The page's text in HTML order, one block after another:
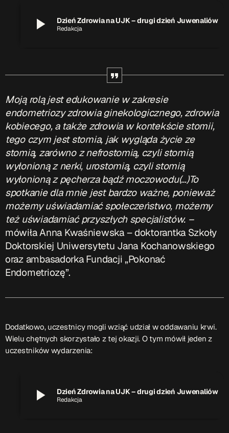
play_arrow Dzień Zdrowia na UJK – drugi dzień Juwenaliów
Redakcja
Moją rolą jest edukowanie w zakresie
endometriozy zdrowia ginekologicznego, zdrowia
kobiecego, a także zdrowia w kontekście stomii,
tego czym jest stomia, jak wygląda życie ze
stomią, zarówno z nefrostomią, czyli stomią
wyłonioną z nerki, urostomią, czyli stomią
wyłonioną z pęcherza bądź moczowodu(…)To
spotkanie dla mnie jest bardzo ważne, ponieważ
możemy uświadamiać społeczeństwo, możemy
też uświadamiać przyszłych specjalistów. –
mówiłaAnna Kwaśniewska – doktorantka Szkoły
Doktorskiej Uniwersytetu Jana Kochanowskiego
orazambasadorka Fundacji „Pokonać
Endometriozę”.
Dodatkowo, uczestnicy mogli wziąć udział w oddawaniu krwi.
Wielu chętnych skorzystało z tej okazji. O tym mówił jeden z
uczestników wydarzenia:
play_arrow Dzień Zdrowia na UJK – drugi dzień Juwenaliów
Redakcja